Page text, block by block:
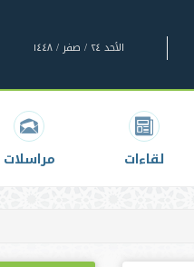
الأحد ٢٤ / صفر / ١٤٤٨
لقاءات مراسلات